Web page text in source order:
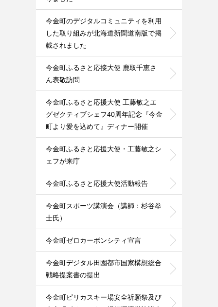
今金町のデジタルコミュニティを利用
した取り組みが北海道新聞道南版で掲
載されました
今金町ふるさと応接大使 鹿取千恵さ
ん表敬訪問
今金町ふるさと応援大使 工藤敏之エ
グゼクティブシェフ40周年記念『今金
町より愛を込めて』ディナー開催
今金町ふるさと応援大使・工藤敏之シ
ェフが来庁
今金町ふるさと応援大使活動報告
今金町スポーツ講演会（講師：杉谷拳
士氏）
今金町ゼロカーボンシティ宣言
今金町デジタル田園都市国家構想総合
戦略提案書の提出
今金町ピリカスキー場安全祈願祭及び